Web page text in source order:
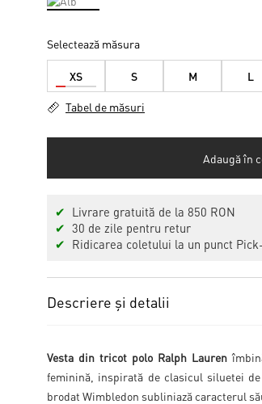
Selectează măsura
XS S M L
Tabel de măsuri
Adaugă în
✔
Livrare gratuită de la 850 RON
✔ 30 de zile pentru retur
✔
Ridicarea coletului la un punct
Descriere și detalii
Vesta din tricot polo Ralph Lauren
feminină, inspirată de clasicul siluetei
brodat Wimbledon subliniază caracterul